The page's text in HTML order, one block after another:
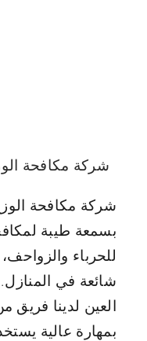
شركة مكافحة الوزغ في
شركة مكافحة
بسمعة طيبة
للحرباء
شائعة في
العين لدينا فريق
بمهارة عالية